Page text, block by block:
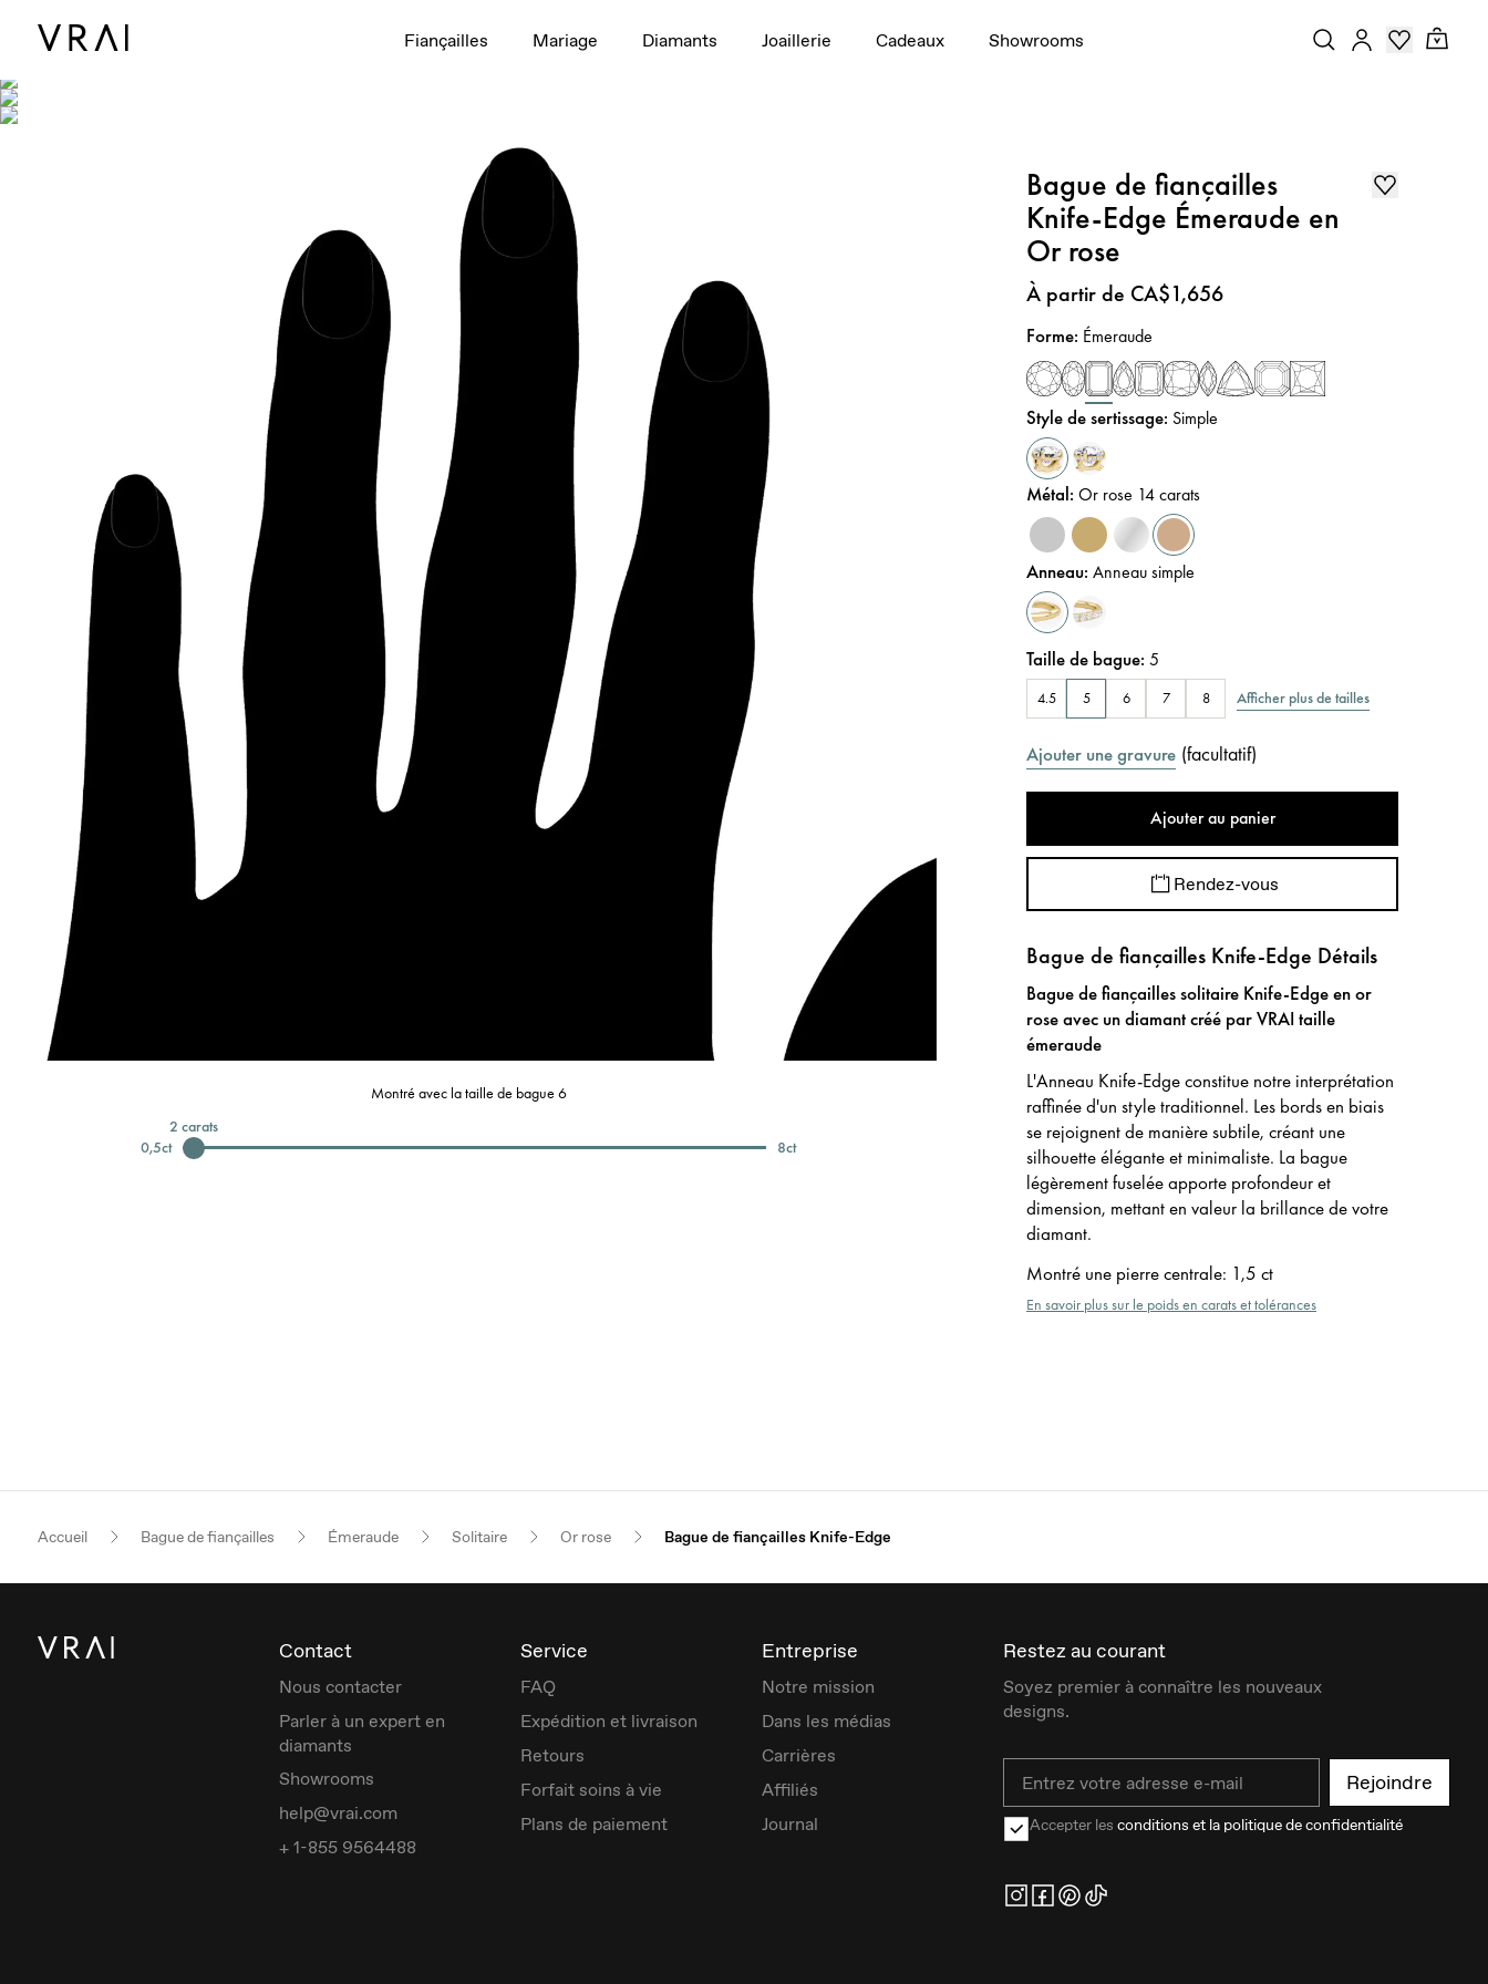
Fiançailles Mariage Diamants Joaillerie Cadeaux Showrooms
Montré avec la taille de bague 6
0,5ct
2 carats
8ct
Bague de fiançailles
Knife-Edge Émeraude en
Or rose
Prix:
À partir de CA$1,656
Forme: Émeraude
Style de sertissage: Simple
Métal:Or rose 14 carats
Anneau:Anneau simple
Taille de bague:5
4.5 5 6 7 8 Afficher plus de tailles
Ajouter une gravure (facultatif)
Ajouter au panier
Rendez-vous
Bague de fiançailles Knife-Edge Détails
Bague de fiançailles solitaire Knife-Edge en or
rose avec un diamant créé par VRAI taille
émeraude
L'Anneau Knife-Edge constitue notre interprétation
raffinée d'un style traditionnel. Les bords en biais
se rejoignent de manière subtile, créant une
silhouette élégante et minimaliste. La bague
légèrement fuselée apporte profondeur et
dimension, mettant en valeur la brillance de votre
diamant.
Montré une pierre centrale: 1,5 ct
En savoir plus sur le poids en carats et tolérances
Accueil Bague de fiançailles Émeraude Solitaire Or rose Bague de fiançailles Knife-Edge
Contact
Nous contacter
Parler à un expert en
diamants
Showrooms
help@vrai.com
+ 1-855 9564488
Service
FAQ
Expédition et livraison
Retours
Forfait soins à vie
Plans de paiement
Entreprise
Notre mission
Dans les médias
Carrières
Affiliés
Journal
Restez au courant
Soyez premier à connaître les nouveaux
designs.
Rejoindre
Accepter lesconditions et la politique de confidentialité